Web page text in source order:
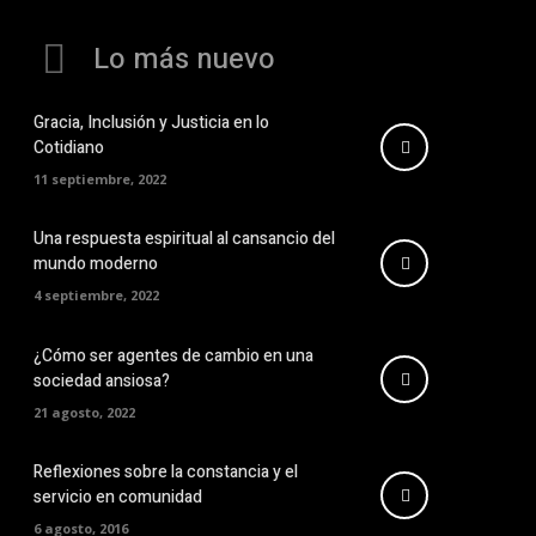
Lo más nuevo
Gracia, Inclusión y Justicia en lo
Cotidiano
11 septiembre, 2022
Una respuesta espiritual al cansancio del
mundo moderno
4 septiembre, 2022
¿Cómo ser agentes de cambio en una
sociedad ansiosa?
21 agosto, 2022
Reflexiones sobre la constancia y el
servicio en comunidad
6 agosto, 2016